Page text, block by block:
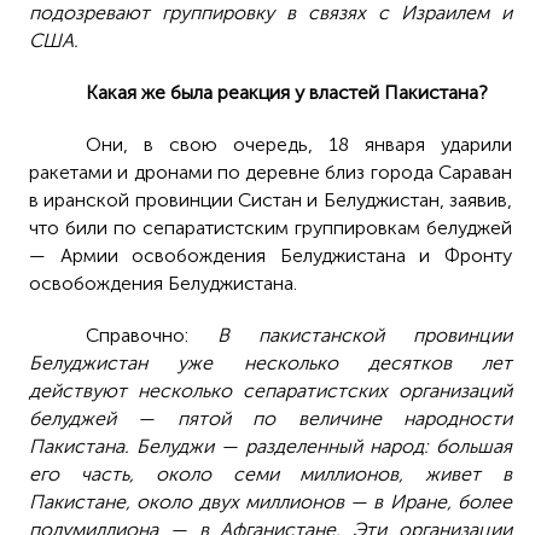
подозревают группировку в связях с Израилем и
США.
Какая же была реакция у властей Пакистана?
Они, в свою очередь, 18 января ударили
ракетами и дронами по деревне близ города Сараван
в иранской провинции Систан и Белуджистан, заявив,
что били по сепаратистским группировкам белуджей
— Армии освобождения Белуджистана и Фронту
освобождения Белуджистана.
Справочно: В пакистанской провинции
Белуджистан уже несколько десятков лет
действуют несколько сепаратистских организаций
белуджей — пятой по величине народности
Пакистана. Белуджи — разделенный народ: большая
его часть, около семи миллионов, живет в
Пакистане, около двух миллионов — в Иране, более
полумиллиона — в Афганистане.
Эти организации